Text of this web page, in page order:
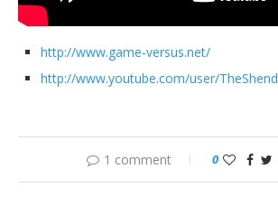
http://www.game-versus.net/
http://www.youtube.com/user/TheShend
1 comment 0